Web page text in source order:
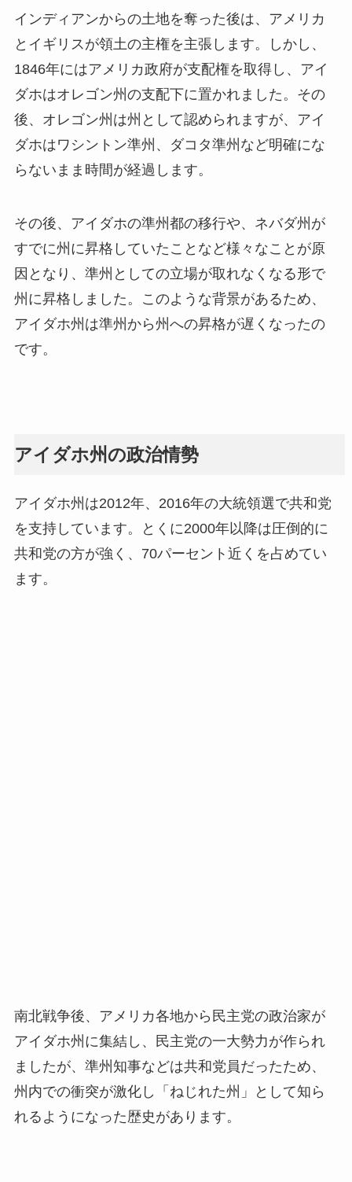
インディアンからの土地を奪った後は、アメリカ
とイギリスが領土の主権を主張します。しかし、
1846年にはアメリカ政府が支配権を取得し、アイ
ダホはオレゴン州の支配下に置かれました。その
後、オレゴン州は州として認められますが、アイ
ダホはワシントン準州、ダコタ準州など明確にな
らないまま時間が経過します。
その後、アイダホの準州都の移行や、ネバダ州が
すでに州に昇格していたことなど様々なことが原
因となり、準州としての立場が取れなくなる形で
州に昇格しました。このような背景があるため、
アイダホ州は準州から州への昇格が遅くなったの
です。
アイダホ州の政治情勢
アイダホ州は2012年、2016年の大統領選で共和党
を支持しています。とくに2000年以降は圧倒的に
共和党の方が強く、70パーセント近くを占めてい
ます。
南北戦争後、アメリカ各地から民主党の政治家が
アイダホ州に集結し、民主党の一大勢力が作られ
ましたが、準州知事などは共和党員だったため、
州内での衝突が激化し「ねじれた州」として知ら
れるようになった歴史があります。